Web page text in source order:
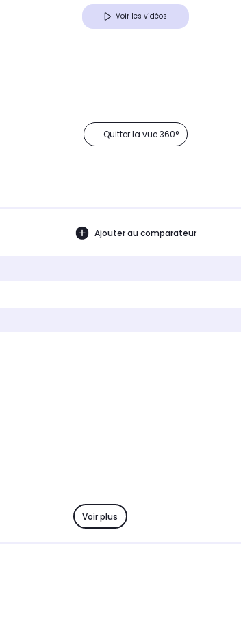
Voir les vidéos
Quitter la vue 360°
Ajouter au comparateur
Voir plus